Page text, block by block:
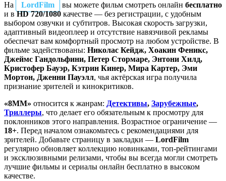
На
LordFilm вы можете фильм смотреть онлайн бесплатно
и вHD 720/1080 качестве — без регистрации, с удобным
выбором озвучки и субтитров. Высокая скорость загрузки,
адаптивный видеоплеер и отсутствие навязчивой рекламы
обеспечат вам комфортный просмотр на любом устройстве. В
фильме задействованы: Николас Кейдж, Хоакин Феникс,
Джеймс Гандольфини, Петер Стормаре, Энтони Хилд,
Кристофер Бауэр, Кэтрин Кинер, Мира Картер, Эми
Мортон, Дженни Пауэлл, чья актёрская игра получила
признание зрителей и кинокритиков.
«8MM» относится к жанрам: Детективы, Зарубежные,
Триллеры, что делает его обязательным к просмотру для
поклонников этого направления. Возрастное ограничение —
18+. Перед началом ознакомьтесь с рекомендациями для
зрителей. Добавьте страницу в закладки — LordFilm
регулярно обновляет коллекцию новинками, топ-рейтингами
и эксклюзивными релизами, чтобы вы всегда могли смотреть
лучшие фильмы и сериалы онлайн бесплатно в высоком
качестве.